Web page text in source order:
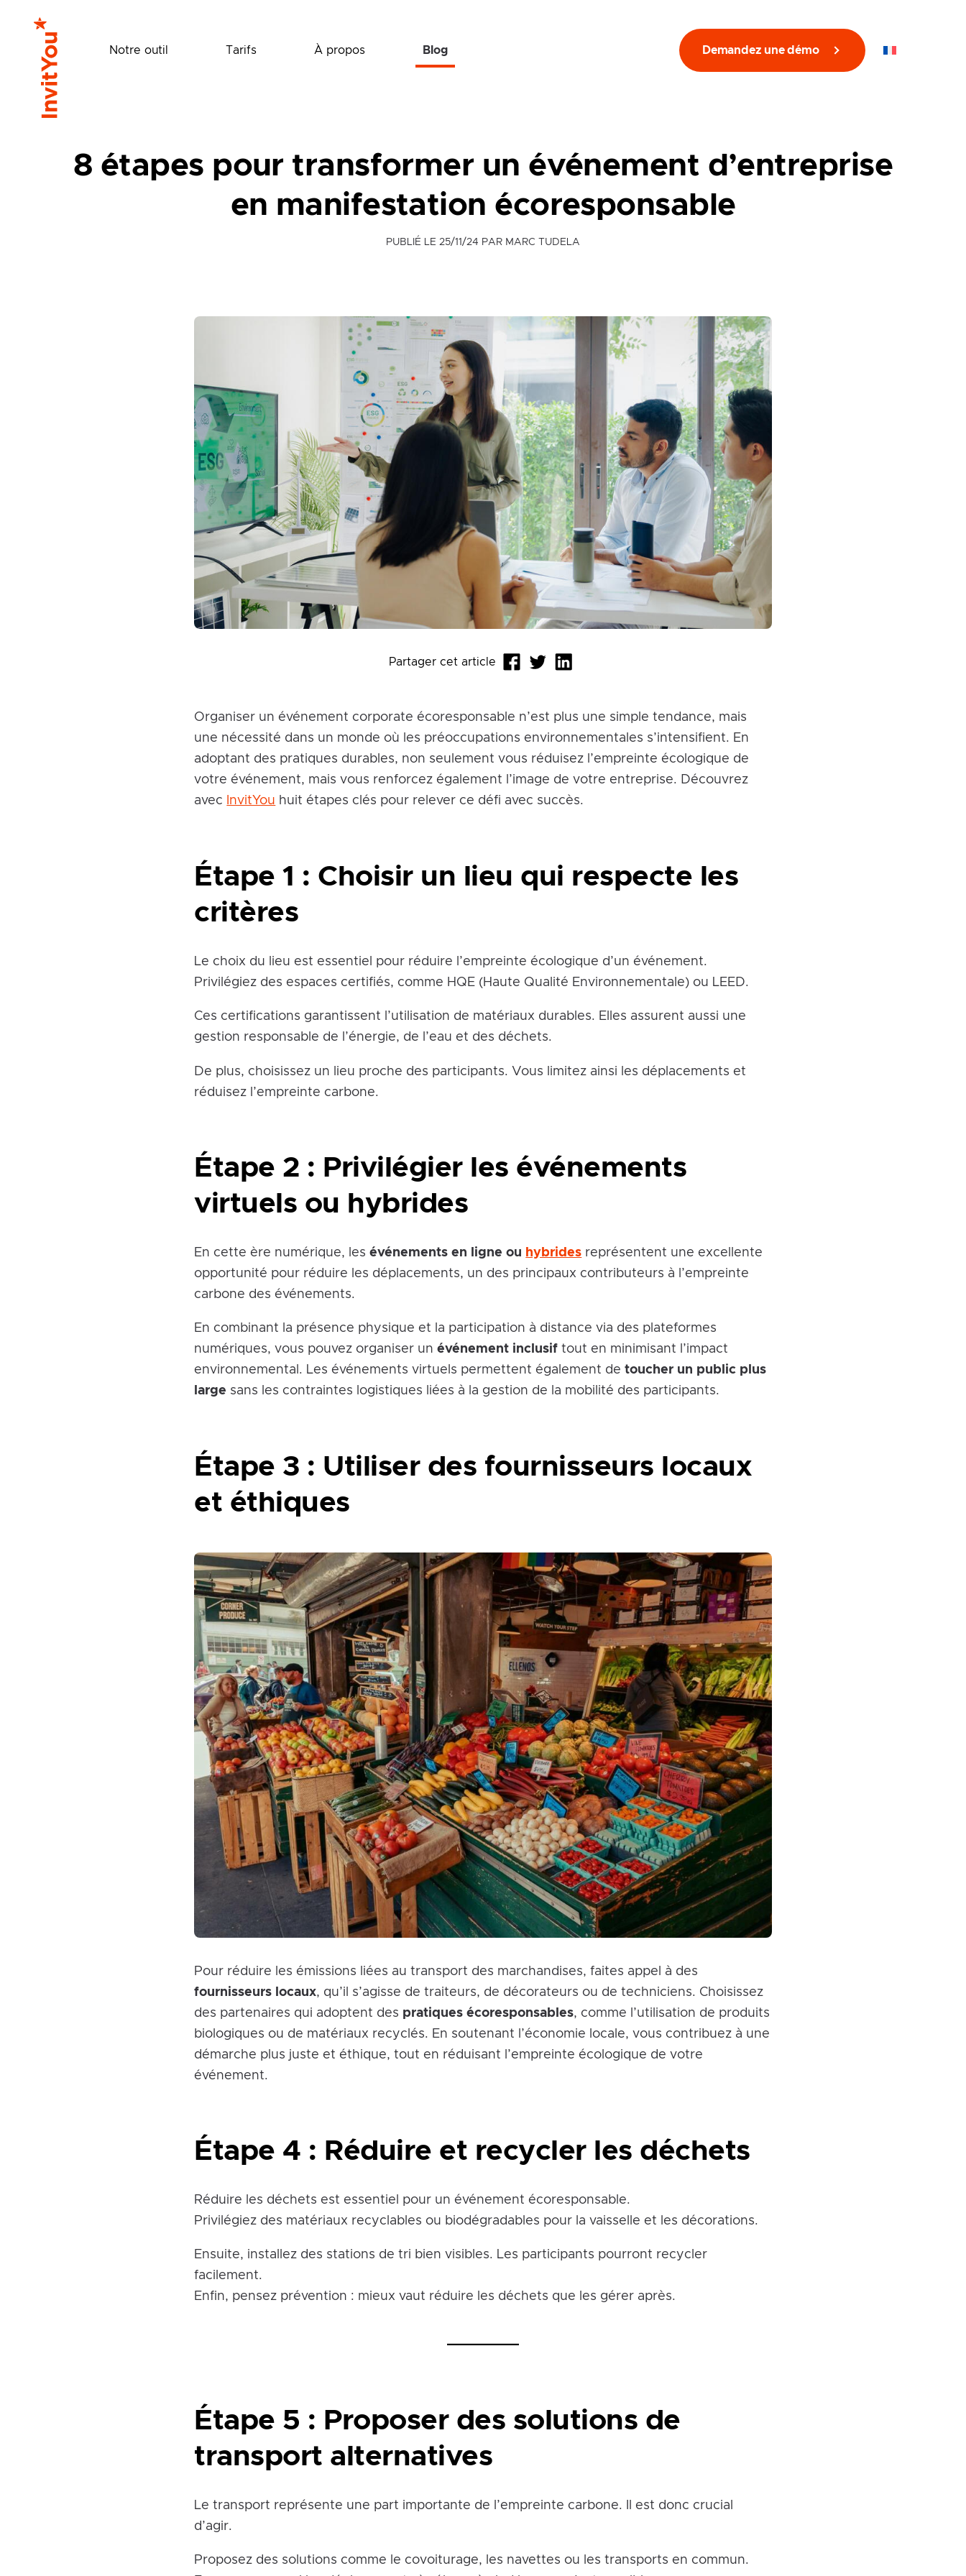
Notre outil Tarifs À propos Blog Demandez une démo FR
8 étapes pour transformer un événement d’entreprise
en manifestation écoresponsable
PUBLIÉ LE 25/11/24 PAR MARC TUDELA
Partager cet article
Organiser un événement corporate écoresponsable n’est plus une simple tendance, mais
une nécessité dans un monde où les préoccupations environnementales s’intensifient. En
adoptant des pratiques durables, non seulement vous réduisez l’empreinte écologique de
votre événement, mais vous renforcez également l’image de votre entreprise. Découvrez
avec InvitYou huit étapes clés pour relever ce défi avec succès.
Étape 1 : Choisir un lieu qui respecte les
critères
Le choix du lieu est essentiel pour réduire l’empreinte écologique d’un événement.
Privilégiez des espaces certifiés, comme HQE (Haute Qualité Environnementale) ou LEED.
Ces certifications garantissent l’utilisation de matériaux durables. Elles assurent aussi une
gestion responsable de l’énergie, de l’eau et des déchets.
De plus, choisissez un lieu proche des participants. Vous limitez ainsi les déplacements et
réduisez l’empreinte carbone.
Étape 2 : Privilégier les événements
virtuels ou hybrides
En cette ère numérique, lesévénements en ligne ou hybrides représentent une excellente
opportunité pour réduire les déplacements, un des principaux contributeurs à l’empreinte
carbone des événements.
En combinant la présence physique et la participation à distance via des plateformes
numériques, vous pouvez organiser unévénement inclusif tout en minimisant l’impact
environnemental. Les événements virtuels permettent également detoucher un public plus
large sans les contraintes logistiques liées à la gestion de la mobilité des participants.
Étape 3 : Utiliser des fournisseurs locaux
et éthiques
Pour réduire les émissions liées au transport des marchandises, faites appel à des
fournisseurs locaux, qu’il s’agisse de traiteurs, de décorateurs ou de techniciens. Choisissez
des partenaires qui adoptent des pratiques écoresponsables, comme l’utilisation de produits
biologiques ou de matériaux recyclés. En soutenant l’économie locale, vous contribuez à une
démarche plus juste et éthique, tout en réduisant l’empreinte écologique de votre
événement.
Étape 4 : Réduire et recycler les déchets
Réduire les déchets est essentiel pour un événement écoresponsable.
Privilégiez des matériaux recyclables ou biodégradables pour la vaisselle et les décorations.
Ensuite, installez des stations de tri bien visibles. Les participants pourront recycler
facilement.
Enfin, pensez prévention : mieux vaut réduire les déchets que les gérer après.
Étape 5 : Proposer des solutions de
transport alternatives
Le transport représente une part importante de l’empreinte carbone. Il est donc crucial
d’agir.
Proposez des solutions comme le covoiturage, les navettes ou les transports en commun.